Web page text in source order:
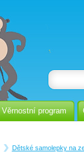
Věrnostní program
Dětské samolepky na